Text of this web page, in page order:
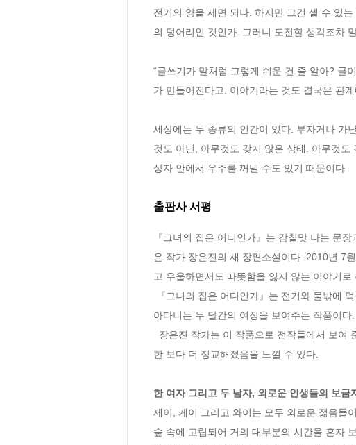
전기의 양을 세면 되나. 하지만 그건 셀 수 있
의 덩어리인 것인가. 그러니 도전할 생각조차
“글쓰기가 말처럼 그렇게 쉬운 건 줄 알아? 글
가 만들어진다고. 이야기라는 것도 결국은 관
세상에는 두 종류의 인간이 있다. 부자거나 가
것도 아닌, 아무것도 갖지 않은 상태. 아무것
상자 안에서 우주를 꺼낼 수도 있기 때문이다.
출판사 서평
『그녀의 집은 어디인가』는 감칠맛 나는 문
은 작가 장은진의 새 장편소설이다. 2010년 7
고 우울하면서도 따뜻함을 잃지 않는 이야기로
아다니는 두 달간의 여정을 보여주는 작품이다.
한 보다 더 정교해졌음을 느낄 수 있다.
한 여자 그리고 두 남자, 외로운 인생들의 보금
제이, 케이 그리고 와이는 모두 외로운 젊음들
숲 속에 고립되어 거의 대부분의 시간을 혼자